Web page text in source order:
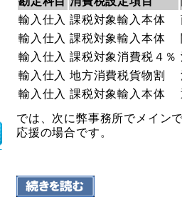
輸入仕入 課税対象輸入本体
輸入仕入 課税対象輸入本体
輸入仕入 課税対象消費税４％
輸入仕入 地方消費税貨物割
輸入仕入 課税対象輸入本体
では、次に弊事務所でメイン
応援の場合です。